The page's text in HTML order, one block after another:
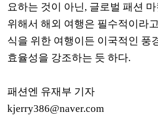
요하는 것이 아닌, 글로벌 패션
위해서 해외 여행은 필수적이라
식을 위한 여행이든 이국적인 풍
효율성을 강조하는 듯 하다.
패션엔 유재부 기자
kjerry386@naver.com